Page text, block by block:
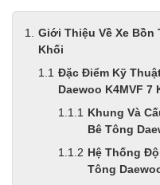
Giới Thiệu Về Xe Bồn
Khối
Đặc Điểm Kỹ
Daewoo K4MVF 7
Khung Và
Bê Tông
Hệ Thống
Tông